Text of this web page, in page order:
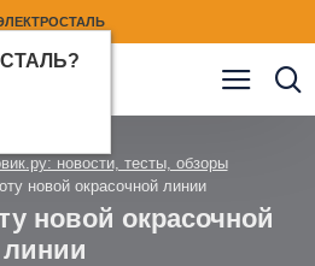
?
новости, тесты, обзоры
новой окрасочной линии
новой окрасочной
линии